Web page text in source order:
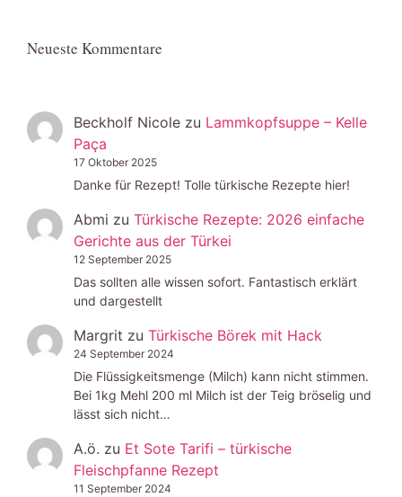
Neueste Kommentare
Beckholf Nicole zu Lammkopfsuppe – Kelle
Paça
17 Oktober 2025
Danke für Rezept! Tolle türkische Rezepte hier!
Abmi zu Türkische Rezepte: 2026 einfache
Gerichte aus der Türkei
12 September 2025
Das sollten alle wissen sofort. Fantastisch erklärt
und dargestellt
Margrit zu Türkische Börek mit Hack
24 September 2024
Die Flüssigkeitsmenge (Milch) kann nicht stimmen.
Bei 1kg Mehl 200 ml Milch ist der Teig bröselig und
lässt sich nicht…
A.ö. zu Et Sote Tarifi – türkische
Fleischpfanne Rezept
11 September 2024